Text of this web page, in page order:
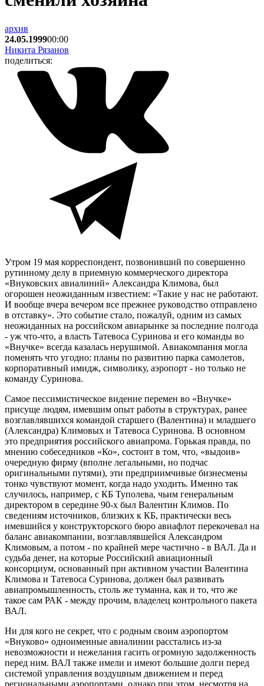
архив
24.05.199900:00
Никита Рязанов
поделиться:
Утром 19 мая корреспондент, позвонивший по совершенно
рутинному делу в приемную коммерческого директора
«Внуковских авиалиний» Александра Климова, был
огорошен неожиданным известием: «Такие у нас не работают.
И вообще вчера вечером все прежнее руководство отправлено
в отставку». Это событие стало, пожалуй, одним из самых
неожиданных на российском авиарынке за последние полгода
- уж что-что, а власть Татевоса Суринова и его команды во
«Внучке» всегда казалась нерушимой. Авиакомпания могла
поменять что угодно: планы по развитию парка самолетов,
корпоративный имидж, символику, аэропорт - но только не
команду Суринова.
Самое пессимистическое видение перемен во «Внучке»
присуще людям, имевшим опыт работы в структурах, ранее
возглавлявшихся командой старшего (Валентина) и младшего
(Александра) Климовых и Татевоса Суринова. В основном
это предприятия российского авиапрома. Горькая правда, по
мнению собеседников «Ко», состоит в том, что, «выдоив»
очередную фирму (вполне легальными, но подчас
оригинальными путями), эти предприимчивые бизнесмены
тонко чувствуют момент, когда надо уходить. Именно так
случилось, например, с КБ Туполева, чьим генеральным
директором в середине 90-х был Валентин Климов. По
сведениям источников, близких к КБ, практически весь
имевшийся у конструкторского бюро авиафлот перекочевал на
баланс авиакомпании, возглавлявшейся Александром
Климовым, а потом - по крайней мере частично - в ВАЛ. Да и
судьба денег, на которые Российский авиационный
консорциум, основанный при активном участии Валентина
Климова и Татевоса Суринова, должен был развивать
авиапромышленность, столь же туманна, как и то, что же
такое сам РАК - между прочим, владелец контрольного пакета
ВАЛ.
Ни для кого не секрет, что с родным своим аэропортом
«Внуково» одноименные авиалинии расстались из-за
невозможности и нежелания гасить огромную задолженность
перед ним. ВАЛ также имели и имеют большие долги перед
системой управления воздушным движением и перед
региональными аэропортами, однако при этом, несмотря на